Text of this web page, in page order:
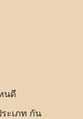
นดี
ะเภท กัน